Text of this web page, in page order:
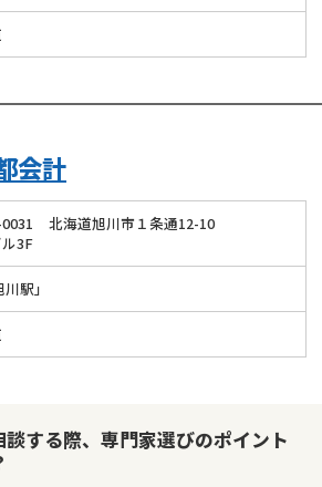
会計
0031
北海道旭川市１条通12-10
3F
駅」
する際、専門家選びのポイント